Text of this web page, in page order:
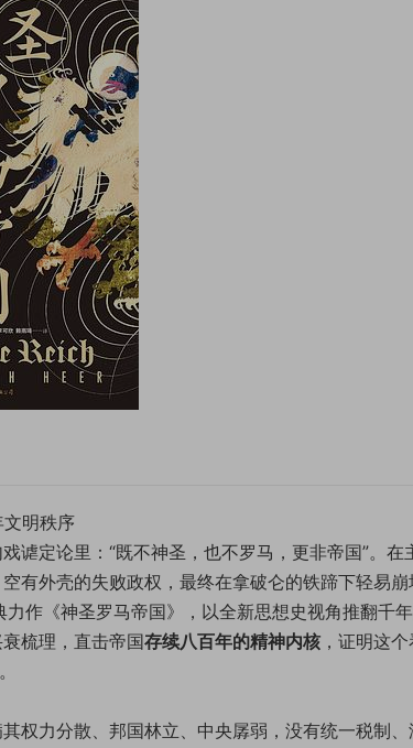
文明秩序
谑定论里：“既不神圣，也不罗马，更非帝国”。在
有外壳的失败政权，最终在拿破仑的铁蹄下轻易崩
作《神圣罗马帝国》，以全新思想史视角推翻千
梳理，直击帝国存续八百年的精神内核 ，证明这
权力分散、邦国林立、中央孱弱，没有统一税制、